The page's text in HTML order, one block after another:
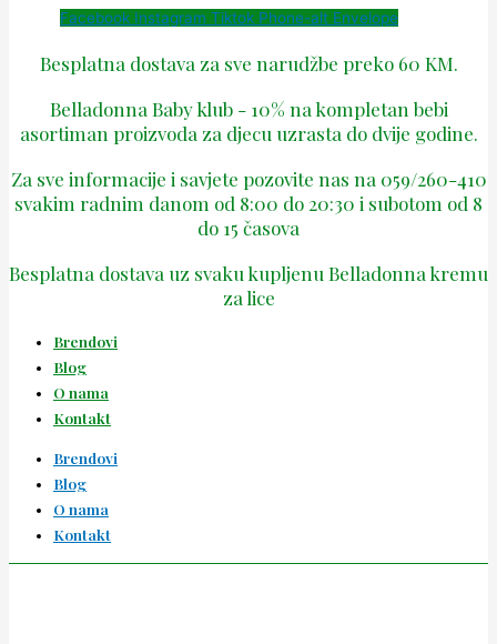
Facebook Instagram Tiktok Phone-alt Envelope
Besplatna dostava za sve narudžbe preko 60 KM.
Belladonna Baby klub - 10% na kompletan bebi
asortiman proizvoda za djecu uzrasta do dvije godine.
Za sve informacije i savjete pozovite nas na 059/260-410
svakim radnim danom od 8:00 do 20:30 i subotom od 8
do 15 časova
Besplatna dostava uz svaku kupljenu Belladonna kremu
za lice
Brendovi
Blog
O nama
Kontakt
Brendovi
Blog
O nama
Kontakt